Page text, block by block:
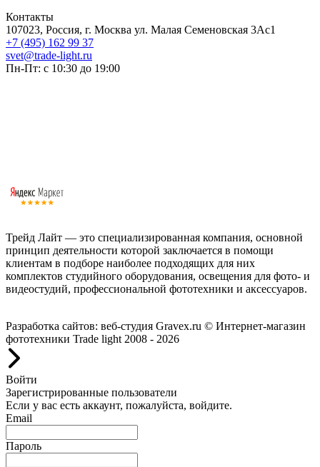
Контакты
107023, Россия, г. Москва ул. Малая Семеновская 3Ас1
+7 (495) 162 99 37
svet@trade-light.ru
Пн-Пт: с 10:30 до 19:00
Трейд Лайт — это специализированная компания, основной
принцип деятельности которой заключается в помощи
клиентам в подборе наиболее подходящих для них
комплектов студийного оборудования, освещения для фото- и
видеостудий, профессиональной фототехники и аксессуаров.
Разработка сайтов: веб-студия Gravex.ru © Интернет-магазин
фототехники Trade light 2008 - 2026
Войти
Зарегистрированные пользователи
Если у вас есть аккаунт, пожалуйста, войдите.
Email
Пароль